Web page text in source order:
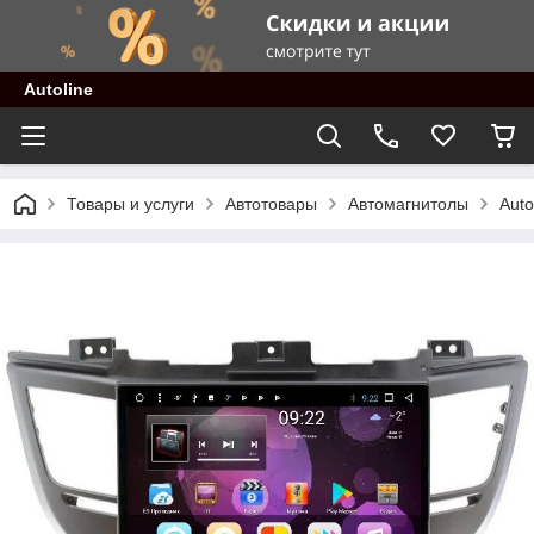
Autoline
Товары и услуги Автотовары Автомагнитолы